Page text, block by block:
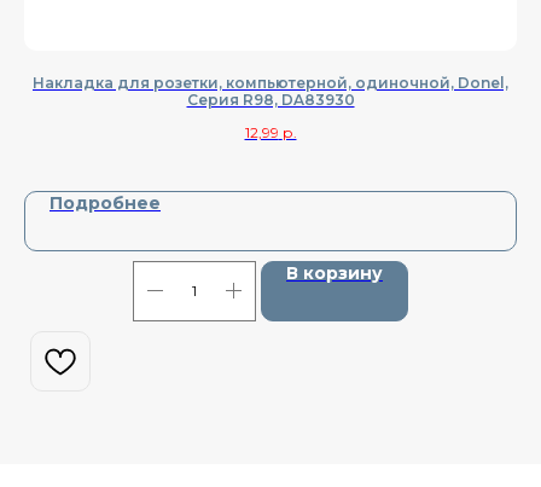
Накладка для розетки, компьютерной, одиночной, Donel,
Cерия R98, DA83930
12,99 р.
Подробнее
В корзину